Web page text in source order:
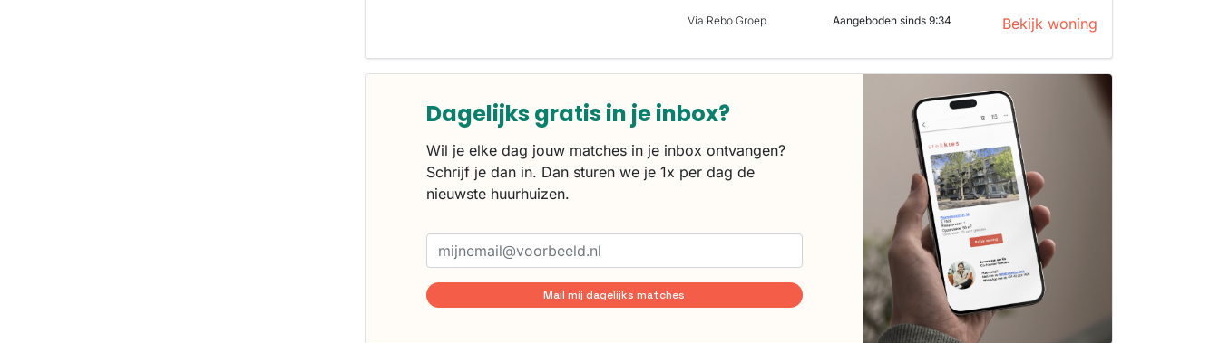
Via Rebo Groep Aangeboden sinds 9:34 Bekijk woning
Dagelijks gratis in je inbox?
Wil je elke dag jouw matches in je inbox ontvangen?
Schrijf je dan in. Dan sturen we je 1x per dag de
nieuwste huurhuizen.
Mail mij dagelijks matches